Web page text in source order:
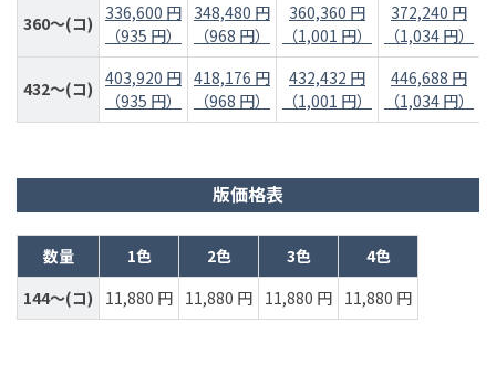
360～(コ)
336,600 円
（935 円）
348,480 円
（968 円）
360,360 円
（1,001 円）
372,240 円
（1,034 円）
432～(コ) 403,920 円
（935 円）
418,176 円
（968 円）
432,432 円
（1,001 円）
446,688 円
（1,034 円）
版価格表
数量 1色 2色 3色
4色
144～(コ)
11,880 円 11,880 円 11,880 円 11,880 円